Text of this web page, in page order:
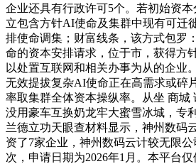
企业还具有行政许可5个。若初始资
立包含方针AI使命及集群中现有可迁
排使命调集；财富线条，该方式包罗
命的资本安排请求，位于市，获得方
以处置互联网和相关办事为从的企业
无效提拔复杂AI使命正在高需求或碎
率取集群全体资本操纵率。从坐 商城
没用豪车互换奶龙牢大蜜雪冰城，专
兰德立功天眼查材料显示，神州数码
资了7家企业，神州数码云计较无限
次，申请日期为2026年1月。本平台